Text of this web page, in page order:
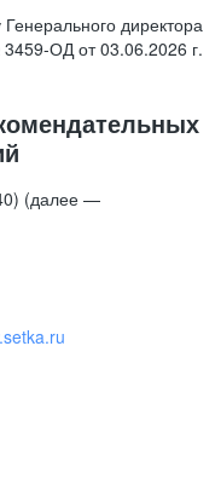
директора
ОД от 03.06.2026 г.
(далее —